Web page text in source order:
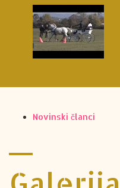
Novinski članci